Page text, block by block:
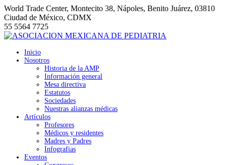
Saltar
al
contenido
World Trade Center, Montecito 38, Nápoles, Benito Juárez, 03810
Ciudad de México, CDMX
55 5564 7725
Inicio
Nosotros
Historia de la AMP
Información general
Mesa directiva
Estatutos
Sociedades
Nuestras alianzas médicas
Artículos
Profesores
Médicos y residentes
Madres y Padres
Infografias
Eventos